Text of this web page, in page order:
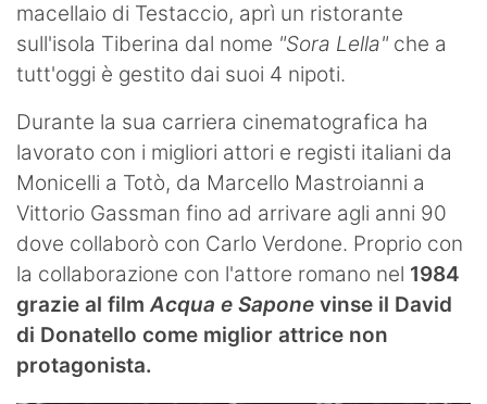
macellaio di Testaccio, aprì un ristorante
sull'isola Tiberina dal nome "Sora Lella" che a
tutt'oggi è gestito dai suoi 4 nipoti.
Durante la sua carriera cinematografica ha
lavorato con i migliori attori e registi italiani da
Monicelli a Totò, da Marcello Mastroianni a
Vittorio Gassman fino ad arrivare agli anni 90
dove collaborò con Carlo Verdone. Proprio con
la collaborazione con l'attore romano nel 1984
grazie al filmAcqua e Sapone vinse il David
di Donatello come miglior attrice non
protagonista.